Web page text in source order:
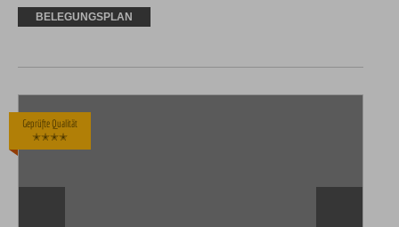
BELEGUNGSPLAN
Geprüfte Qualität
✭✭✭✭